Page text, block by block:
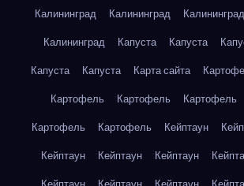
Калининград
Калининград Калининград
Калининград
Капуста Капуста
Капуста
Капуста Карта сайта
Картофель
Картофель Картофель
Картофель
Картофель Кейптаун
Кейптаун
Кейптаун Кейптаун